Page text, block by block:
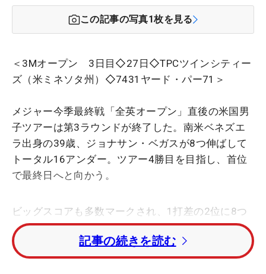
この記事の写真1枚を見る
＜3Mオープン 3日目◇27日◇TPCツインシティー
ズ（米ミネソタ州）◇7431ヤード・パー71＞
メジャー今季最終戦「全英オープン」直後の米国男
子ツアーは第3ラウンドが終了した。南米ベネズエ
ラ出身の39歳、ジョナサン・ベガスが8つ伸ばして
トータル16アンダー。ツアー4勝目を目指し、首位
で最終日へと向かう。
ビッグスコアも多数マークされ、1打差の2位に8つ
伸ばしたマット・クーチャー（米国）。2打差の3位
にマーベリック・マクニーリー、4打差の4位タイに
サヒス・ティーガラ、パトリック・フィッシュバー
記事の続きを読む